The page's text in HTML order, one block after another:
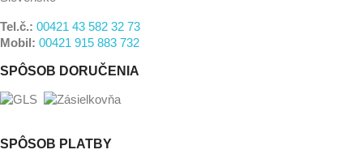
Tel.č.: 00421 43 582 32 73
Mobil: 00421 915 883 732
SPÔSOB DORUČENIA
SPÔSOB PLATBY